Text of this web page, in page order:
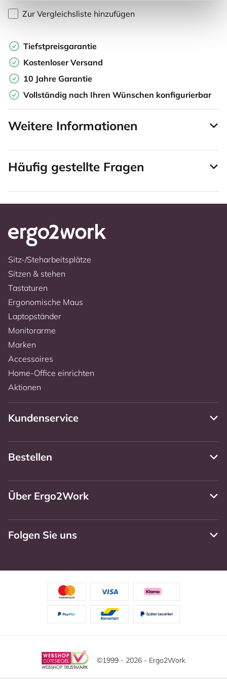
Zur Vergleichsliste hinzufügen
Tiefstpreisgarantie
Kostenloser Versand
10 Jahre Garantie
Vollständig nach Ihren Wünschen konfigurierbar
Weitere Informationen
Häufig gestellte Fragen
Sitz-/Steharbeitsplätze
Sitzen & stehen
Tastaturen
Ergonomische Maus
Laptopständer
Monitorarme
Marken
Accessoires
Home-Office einrichten
Aktionen
Kundenservice
Bestellen
Über Ergo2Work
Folgen Sie uns
©1999 - 2026 - Ergo2Work